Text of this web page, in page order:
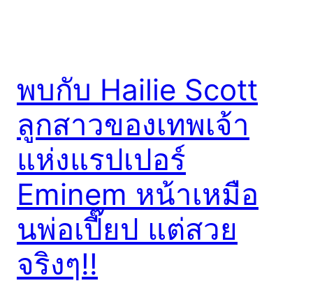
พบกับ Hailie Scott
ลูกสาวของเทพเจ้า
แห่งแรปเปอร์
Eminem หน้าเหมือ
นพ่อเปี๊ยป แต่สวย
จริงๆ!!